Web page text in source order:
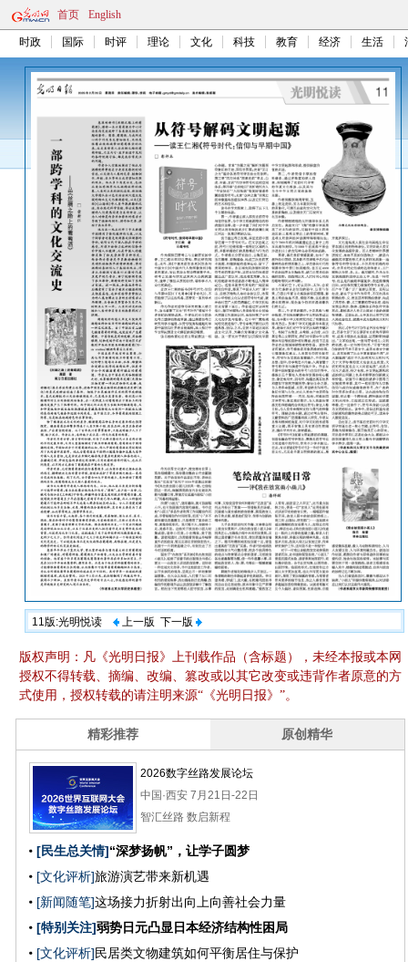
首页 English
时政 国际 时评 理论 文化 科技 教育 经济 生活
11版:光明悦读 上一版 下一版
版权声明：凡《光明日报》上刊载作品（含标题），未经本报或本网
授权不得转载、摘编、改编、篡改或以其它改变或违背作者原意的方
式使用，授权转载的请注明来源“《光明日报》”。